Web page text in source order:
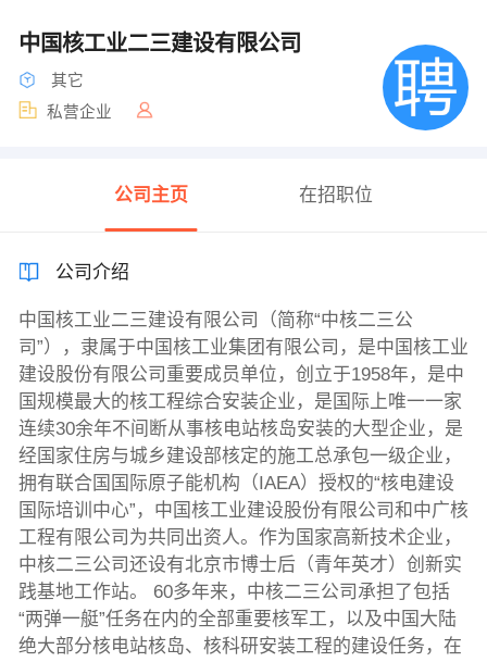
中国核工业二三建设有限公司
其它
私营企业
公司主页 在招职位
公司介绍
中国核工业二三建设有限公司（简称“中核二三公
司”），隶属于中国核工业集团有限公司，是中国核工业
建设股份有限公司重要成员单位，创立于1958年，是中
国规模最大的核工程综合安装企业，是国际上唯一一家
连续30余年不间断从事核电站核岛安装的大型企业，是
经国家住房与城乡建设部核定的施工总承包一级企业，
拥有联合国国际原子能机构（IAEA）授权的“核电建设
国际培训中心”，中国核工业建设股份有限公司和中广核
工程有限公司为共同出资人。作为国家高新技术企业，
中核二三公司还设有北京市博士后（青年英才）创新实
践基地工作站。 60多年来，中核二三公司承担了包括
“两弹一艇”任务在内的全部重要核军工，以及中国大陆
绝大部分核电站核岛、核科研安装工程的建设任务，在